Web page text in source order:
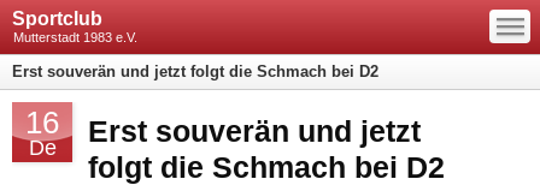
Sportclub
Mutterstadt 1983 e.V.
—
—
—
Erst souverän und jetzt folgt die Schmach bei D2
16
De
Erst souverän und jetzt
folgt die Schmach bei D2